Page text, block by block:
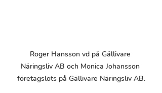
Roger Hansson vd på Gällivare
Näringsliv AB och Monica Johansson
företagslots på Gällivare Näringsliv AB.